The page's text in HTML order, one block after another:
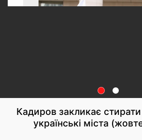
Кадиров закликає
українські міста